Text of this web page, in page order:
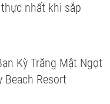
nhất khi sắp